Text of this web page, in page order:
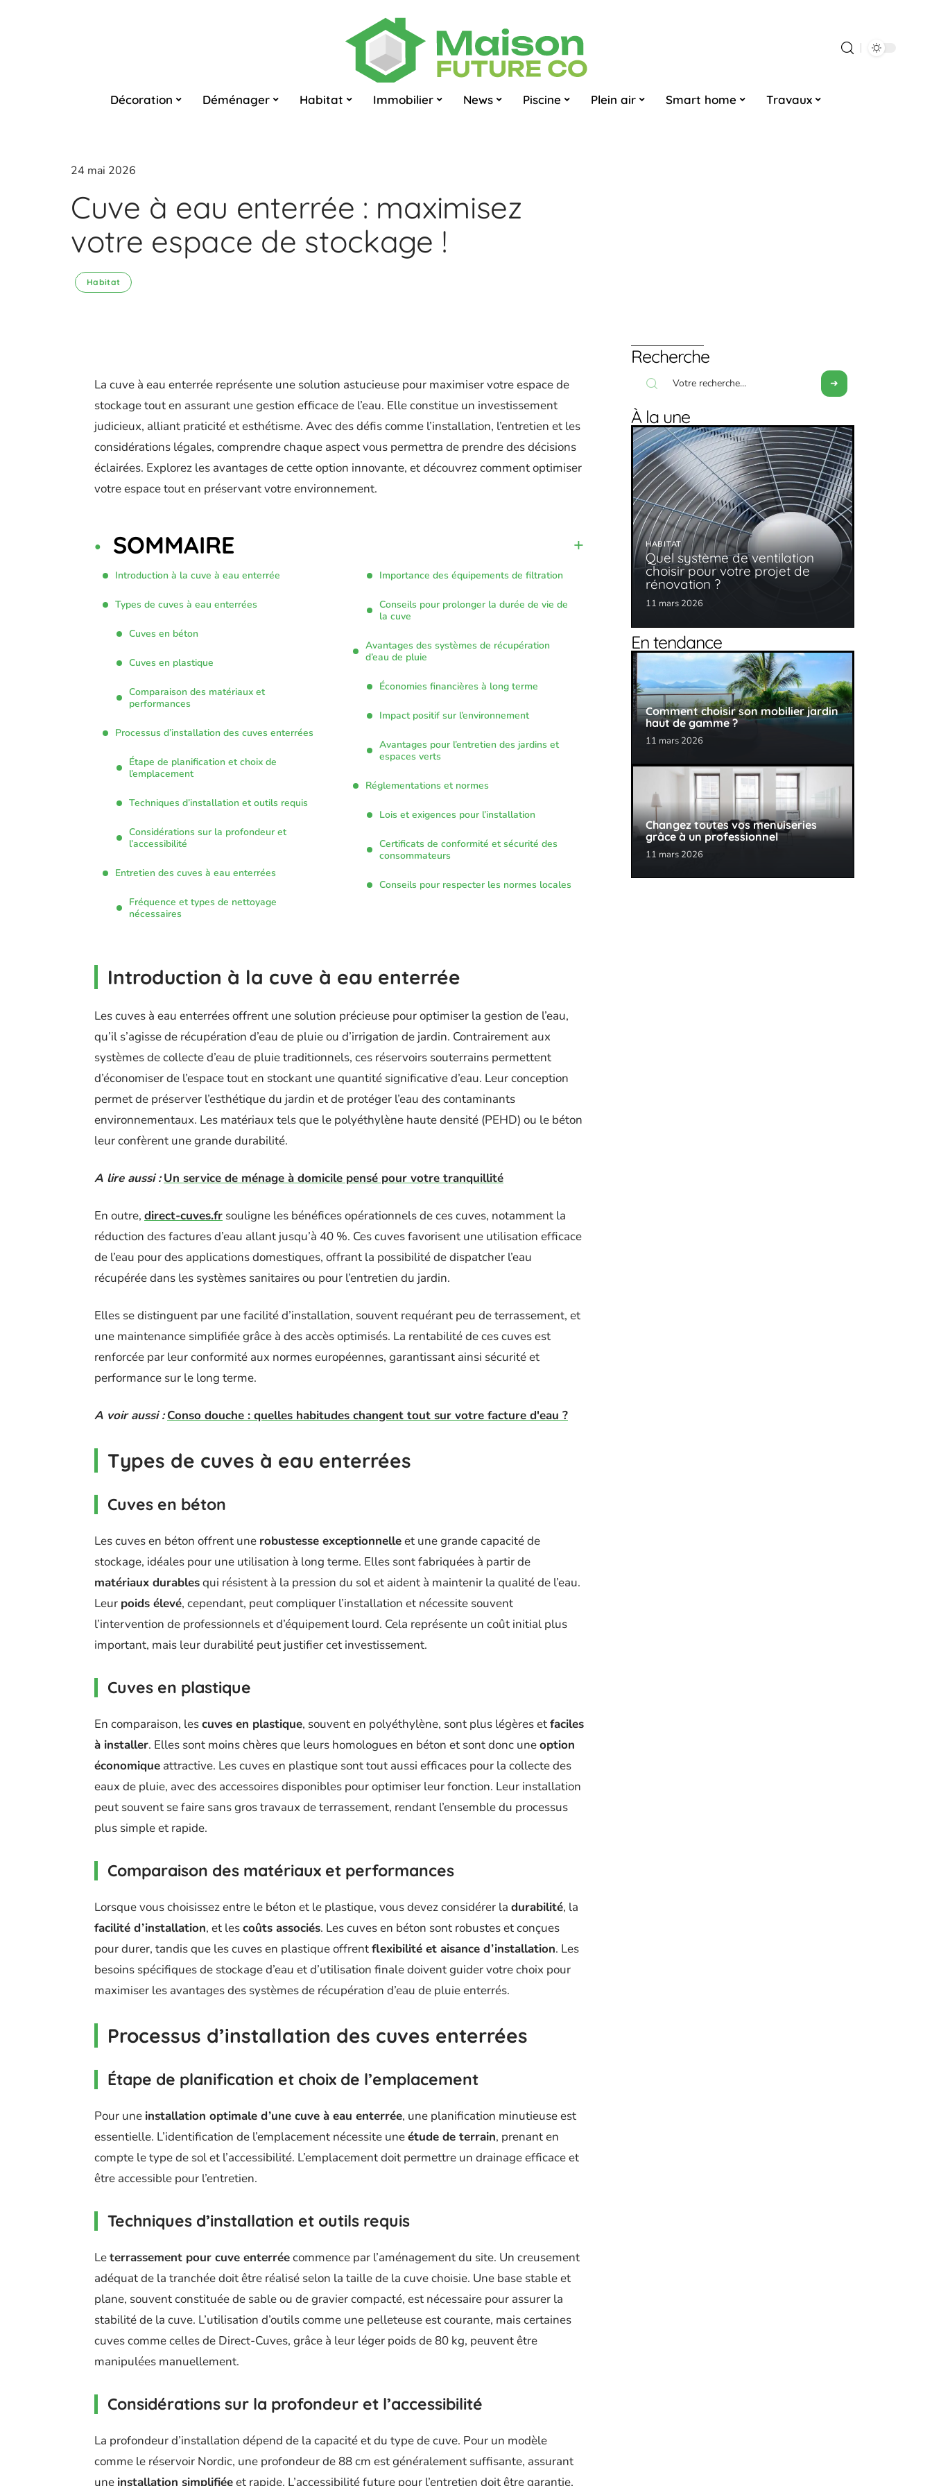
Décoration Déménager Habitat Immobilier News Piscine Plein air Smart home Travaux
24 mai 2026
Cuve à eau enterrée : maximisez
votre espace de stockage !
Habitat
La cuve à eau enterrée représente une solution astucieuse pour maximiser votre espace de
stockage tout en assurant une gestion efficace de l’eau. Elle constitue un investissement
judicieux, alliant praticité et esthétisme. Avec des défis comme l’installation, l’entretien et les
considérations légales, comprendre chaque aspect vous permettra de prendre des décisions
éclairées. Explorez les avantages de cette option innovante, et découvrez comment optimiser
votre espace tout en préservant votre environnement.
SOMMAIRE
Introduction à la cuve à eau enterrée
Types de cuves à eau enterrées
Cuves en béton
Cuves en plastique
Comparaison des matériaux et
performances
Processus d’installation des cuves enterrées
Étape de planification et choix de
l’emplacement
Techniques d’installation et outils requis
Considérations sur la profondeur et
l’accessibilité
Entretien des cuves à eau enterrées
Fréquence et types de nettoyage
nécessaires
Importance des équipements de filtration
Conseils pour prolonger la durée de vie de
la cuve
Avantages des systèmes de récupération
d’eau de pluie
Économies financières à long terme
Impact positif sur l’environnement
Avantages pour l’entretien des jardins et
espaces verts
Réglementations et normes
Lois et exigences pour l’installation
Certificats de conformité et sécurité des
consommateurs
Conseils pour respecter les normes locales
Introduction à la cuve à eau enterrée
Les cuves à eau enterrées offrent une solution précieuse pour optimiser la gestion de l’eau,
qu’il s’agisse de récupération d’eau de pluie ou d’irrigation de jardin. Contrairement aux
systèmes de collecte d’eau de pluie traditionnels, ces réservoirs souterrains permettent
d’économiser de l’espace tout en stockant une quantité significative d’eau. Leur conception
permet de préserver l’esthétique du jardin et de protéger l’eau des contaminants
environnementaux. Les matériaux tels que le polyéthylène haute densité (PEHD) ou le béton
leur confèrent une grande durabilité.
A lire aussi : Un service de ménage à domicile pensé pour votre tranquillité
En outre, direct-cuves.fr souligne les bénéfices opérationnels de ces cuves, notamment la
réduction des factures d’eau allant jusqu’à 40 %. Ces cuves favorisent une utilisation efficace
de l’eau pour des applications domestiques, offrant la possibilité de dispatcher l’eau
récupérée dans les systèmes sanitaires ou pour l’entretien du jardin.
Elles se distinguent par une facilité d’installation, souvent requérant peu de terrassement, et
une maintenance simplifiée grâce à des accès optimisés. La rentabilité de ces cuves est
renforcée par leur conformité aux normes européennes, garantissant ainsi sécurité et
performance sur le long terme.
A voir aussi : Conso douche : quelles habitudes changent tout sur votre facture d'eau ?
Types de cuves à eau enterrées
Cuves en béton
Les cuves en béton offrent une robustesse exceptionnelleet une grande capacité de
stockage, idéales pour une utilisation à long terme. Elles sont fabriquées à partir de
matériaux durablesqui résistent à la pression du sol et aident à maintenir la qualité de l’eau.
Leur poids élevé, cependant, peut compliquer l’installation et nécessite souvent
l’intervention de professionnels et d’équipement lourd. Cela représente un coût initial plus
important, mais leur durabilité peut justifier cet investissement.
Cuves en plastique
En comparaison, lescuves en plastique, souvent en polyéthylène, sont plus légères etfaciles
à installer. Elles sont moins chères que leurs homologues en béton et sont donc uneoption
économique attractive. Les cuves en plastique sont tout aussi efficaces pour la collecte des
eaux de pluie, avec des accessoires disponibles pour optimiser leur fonction. Leur installation
peut souvent se faire sans gros travaux de terrassement, rendant l’ensemble du processus
plus simple et rapide.
Comparaison des matériaux et performances
Lorsque vous choisissez entre le béton et le plastique, vous devez considérer la durabilité, la
facilité d’installation, et lescoûts associés. Les cuves en béton sont robustes et conçues
pour durer, tandis que les cuves en plastique offrentflexibilité et aisance d’installation. Les
besoins spécifiques de stockage d’eau et d’utilisation finale doivent guider votre choix pour
maximiser les avantages des systèmes de récupération d’eau de pluie enterrés.
Processus d’installation des cuves enterrées
Étape de planification et choix de l’emplacement
Pour une installation optimale d’une cuve à eau enterrée, une planification minutieuse est
essentielle. L’identification de l’emplacement nécessite uneétude de terrain, prenant en
compte le type de sol et l’accessibilité. L’emplacement doit permettre un drainage efficace et
être accessible pour l’entretien.
Techniques d’installation et outils requis
Leterrassement pour cuve enterréecommence par l’aménagement du site. Un creusement
adéquat de la tranchée doit être réalisé selon la taille de la cuve choisie. Une base stable et
plane, souvent constituée de sable ou de gravier compacté, est nécessaire pour assurer la
stabilité de la cuve. L’utilisation d’outils comme une pelleteuse est courante, mais certaines
cuves comme celles de Direct-Cuves, grâce à leur léger poids de 80 kg, peuvent être
manipulées manuellement.
Considérations sur la profondeur et l’accessibilité
La profondeur d’installation dépend de la capacité et du type de cuve. Pour un modèle
comme le réservoir Nordic, une profondeur de 88 cm est généralement suffisante, assurant
une installation simplifiéeet rapide. L’accessibilité future pour l’entretien doit être garantie,
Recherche
À la une
HABITAT
Quel système de ventilation
choisir pour votre projet de
rénovation ?
11 mars 2026
En tendance
Comment choisir son mobilier jardin
haut de gamme ?
11 mars 2026
Changez toutes vos menuiseries
grâce à un professionnel
11 mars 2026